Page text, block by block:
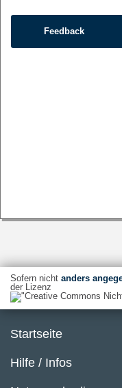
Feedback
Sofern nicht anders
der Lizenz
Startseite
Hilfe / Infos